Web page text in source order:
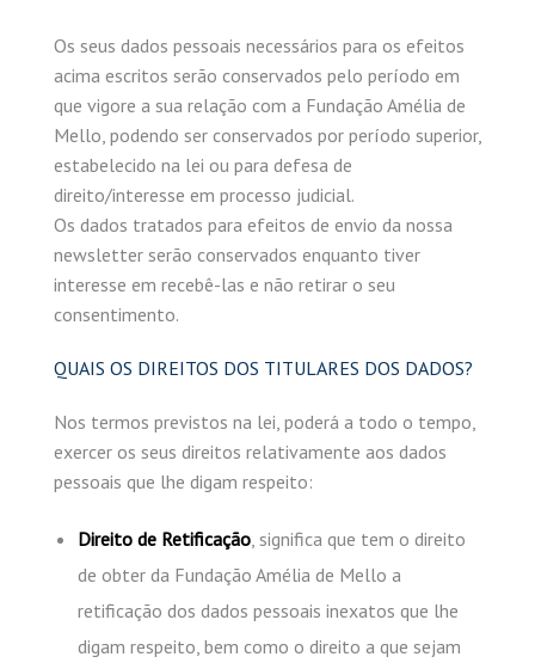
Os seus dados pessoais necessários para os efeitos
acima escritos serão conservados pelo período em
que vigore a sua relação com a Fundação Amélia de
Mello, podendo ser conservados por período superior,
estabelecido na lei ou para defesa de
direito/interesse em processo judicial.
Os dados tratados para efeitos de envio da nossa
newsletter serão conservados enquanto tiver
interesse em recebê-las e não retirar o seu
consentimento.
QUAIS OS DIREITOS DOS TITULARES DOS DADOS?
Nos termos previstos na lei, poderá a todo o tempo,
exercer os seus direitos relativamente aos dados
pessoais que lhe digam respeito:
Direito de Retificação, significa que tem o direito
de obter da Fundação Amélia de Mello a
retificação dos dados pessoais inexatos que lhe
digam respeito, bem como o direito a que sejam